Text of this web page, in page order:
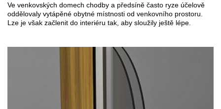
Ve venkovských domech chodby a předsíně často ryze účelově
oddělovaly vytápěné obytné místnosti od venkovního prostoru.
Lze je však začlenit do interiéru tak, aby sloužily ještě lépe.